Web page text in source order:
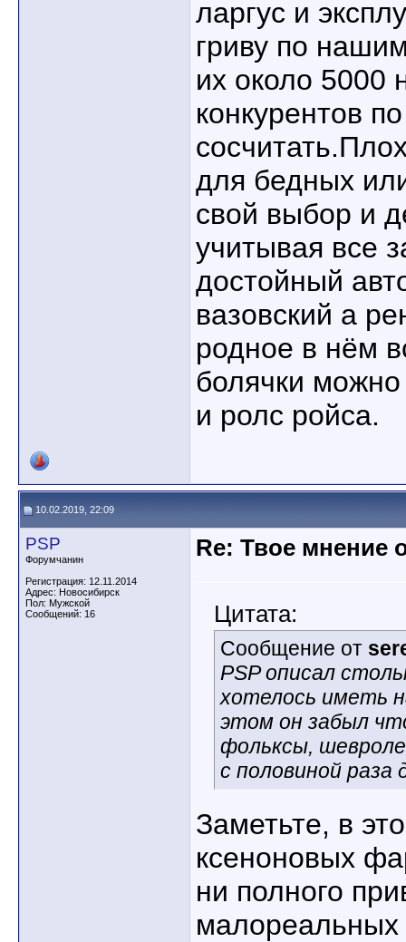
ларгус и
гриву по
их около 5000
конкурентов
для бедных
свой выбор и
учитывая все
достойный
вазовский а
родное в нём
болячки
и ролс ройса.
10.02.2019, 22:09
PSP
Форумчанин
Регистрация: 12.11.2014
Адрес: Новосибирск
Пол: Мужской
Сообщений: 16
Re: Твое мнение
Цитата:
Сообщение от
PSP описал
хотелось иметь
этом он забыл
фольксы,
с половиной раза
Заметьте, в
ксеноновых
ни полного